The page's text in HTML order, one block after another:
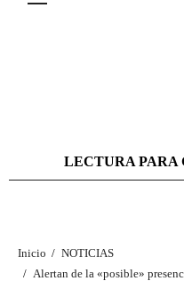
LECTURA PARA
Inicio
NOTICIAS
Alertan de la «posible»